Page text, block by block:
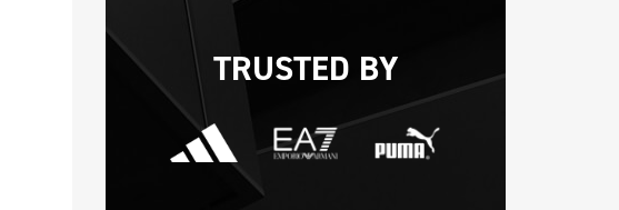
TRUSTED BY